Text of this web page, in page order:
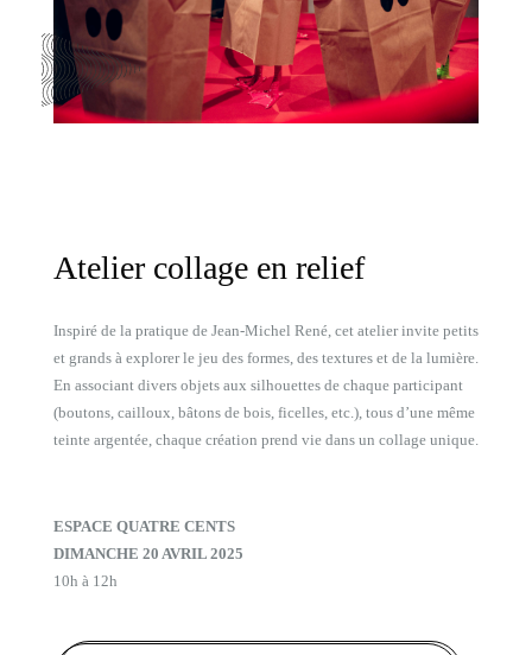
Atelier collage en relief
Inspiré de la pratique de Jean-Michel René, cet atelier invite petits
et grands à explorer le jeu des formes, des textures et de la lumière.
En associant divers objets aux silhouettes de chaque participant
(boutons, cailloux, bâtons de bois, ficelles, etc.), tous d’une même
teinte argentée, chaque création prend vie dans un collage unique.
ESPACE QUATRE CENTS
DIMANCHE 20 AVRIL 2025
10h à 12h